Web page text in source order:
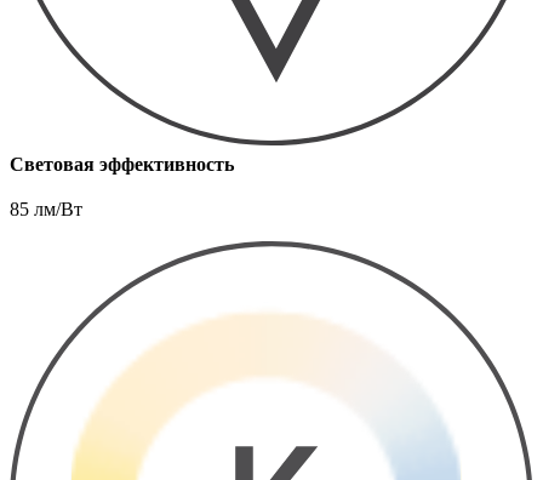
Световая эффективность
85 лм/Вт